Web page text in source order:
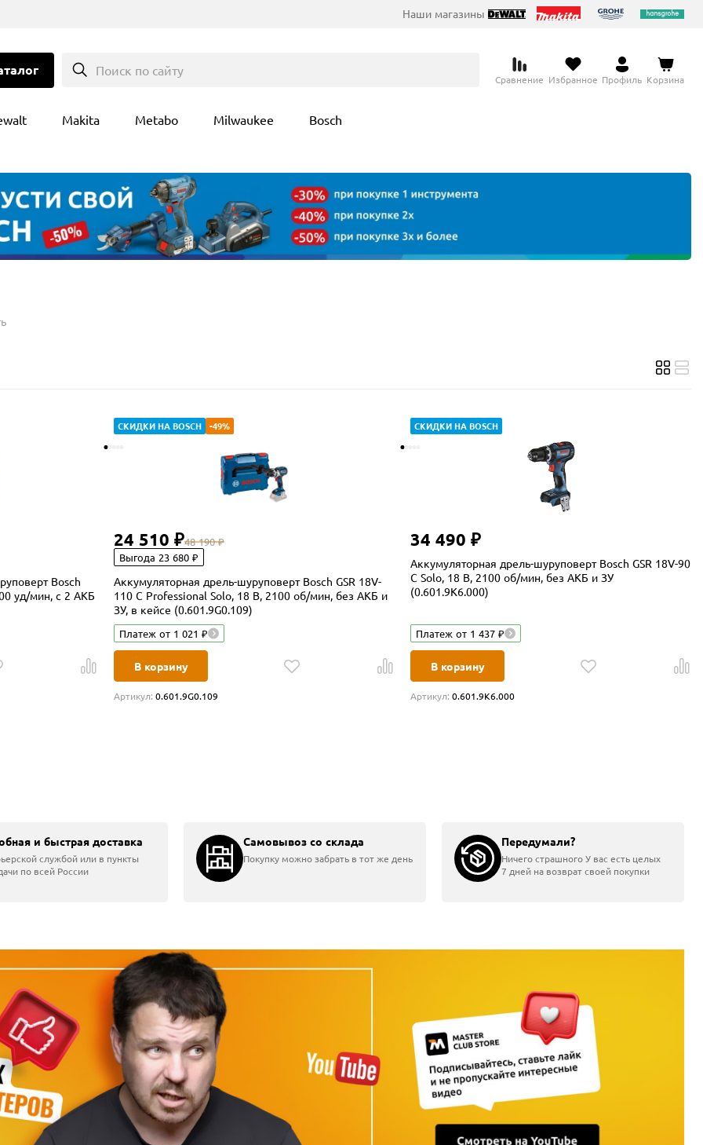
Наши магазины
Поиск по сайту
Сравнение Избранное Профиль Корзина
Makita Metabo Milwaukee Bosch
Bosch
уд/мин, с 2 АКБ
СКИДКИ НА BOSCH -49%
24 510 ₽48 190 ₽
Выгода 23 680 ₽
Аккумуляторная дрель-шуруповерт Bosch GSR 18V-
110 C Professional Solo, 18 В, 2100 об/мин, без АКБ и
ЗУ, в кейсе (0.601.9G0.109)
Платеж от 1 021 ₽
В корзину
Артикул: 0.601.9G0.109
СКИДКИ НА BOSCH
34 490 ₽
Аккумуляторная дрель-шуруповерт Bosch GSR 18V-90
C Solo, 18 В, 2100 об/мин, без АКБ и ЗУ
(0.601.9K6.000)
Платеж от 1 437 ₽
В корзину
Артикул: 0.601.9K6.000
АКБ 4 Ач и ЗУ,...
и быстрая доставка
службой или в пункты
по всей России
Самовывоз со склада
Покупку можно забрать в тот же день
Передумали?
Ничего страшного У вас есть целых
7 дней на возврат своей покупки